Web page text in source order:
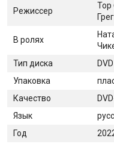
Режиссер
Тор
В ролях
Тип диска
DVD
Упаковка
Качество
Язык
Год